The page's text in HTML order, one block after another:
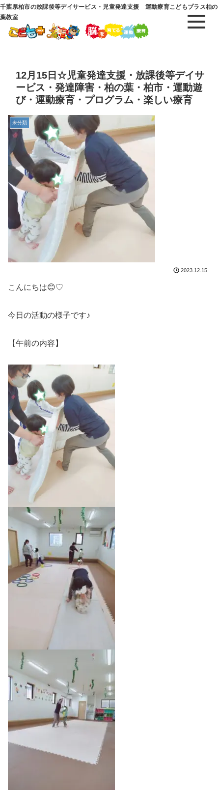
千葉県柏市の放課後等デイサービス・児童発達支援 運動療育こどもプラス柏の
葉教室
12月15日☆児童発達支援・放課後等デイサ
ービス・発達障害・柏の葉・柏市・運動遊
び・運動療育・プログラム・楽しい療育
未分類
2023.12.15
こんにちは😊♡
今日の活動の様子です♪
【午前の内容】